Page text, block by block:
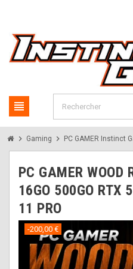
view_headline
chevron_right Gaming chevron_right PC GAMER Instinct
PC GAMER WOOD
16GO 500GO RTX
11 PRO
-200,00 €